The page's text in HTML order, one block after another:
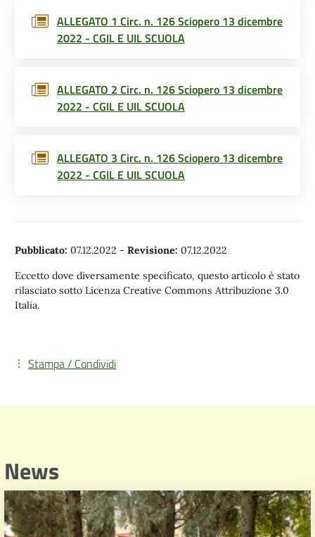
ALLEGATO 1 Circ. n. 126 Sciopero 13 dicembre
2022 - CGIL E UIL SCUOLA
ALLEGATO 2 Circ. n. 126 Sciopero 13 dicembre
2022 - CGIL E UIL SCUOLA
ALLEGATO 3 Circ. n. 126 Sciopero 13 dicembre
2022 - CGIL E UIL SCUOLA
Pubblicato: 07.12.2022 - Revisione: 07.12.2022
Eccetto dove diversamente specificato, questo articolo è stato
rilasciato sotto Licenza Creative Commons Attribuzione 3.0
Italia.
Stampa / Condividi
News